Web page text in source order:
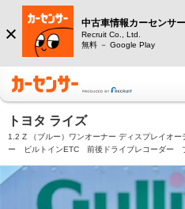
中古車情報カーセンサー
Recruit Co., Ltd.
無料 － Google Play
トヨタ ライズ
1.2 Z （ブルー）ワンオーナー ディスプレイオ
ー ビルトインETC 前後ドライブレコーダー